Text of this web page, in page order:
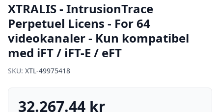
XTRALIS - IntrusionTrace
Perpetuel Licens - For 64
videokanaler - Kun kompatibel
med iFT / iFT-E / eFT
SKU: XTL-49975418
32.267.44 kr